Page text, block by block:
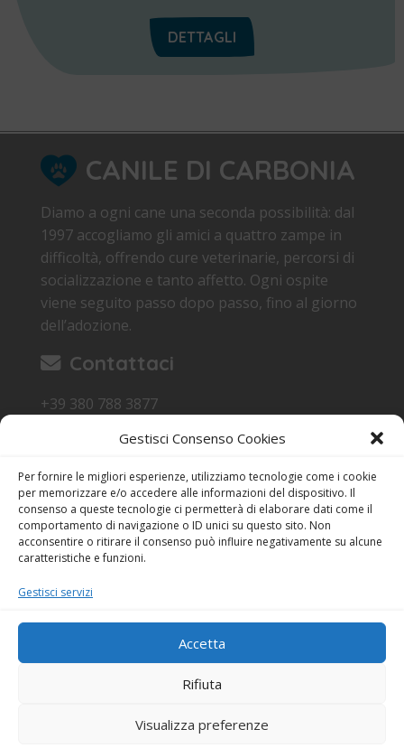
Gestisci Consenso Cookies
Per fornire le migliori esperienze, utilizziamo tecnologie come i cookie
per memorizzare e/o accedere alle informazioni del dispositivo. Il
consenso a queste tecnologie ci permetterà di elaborare dati come il
comportamento di navigazione o ID unici su questo sito. Non
acconsentire o ritirare il consenso può influire negativamente su alcune
caratteristiche e funzioni.
Gestisci servizi
Accetta
Rifiuta
Visualizza preferenze
DETTAGLI
CANILE DI CARBONIA
Diamo a ogni cane una seconda possibilità: dal
1997 accogliamo gli amici a quattro zampe in
difficoltà, offrendo cure veterinarie, percorsi di
socializzazione e tanto affetto. Ogni ospite
viene seguito passo dopo passo, fino al giorno
dell’adozione.
Contattaci
+39 380 788 3877
Loc. Sa Terredda 09013 Carbonia SU
Orari di Visita
17:15 - 18:30
Anche domenica
Festività escluse
Dichiarazione sulla Privacy (UE)
Cookie Policy (UE)
per la Difesa del Cane| Tutti i diritti sono